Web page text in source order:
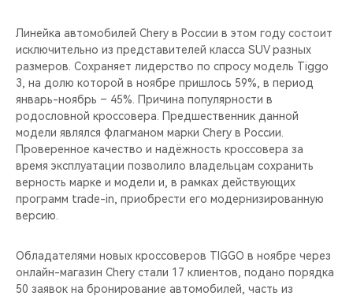
CHERY REMOTE
CHERY И СПОРТ
НАШИ МЕРОПРИЯТИЯ
ВИДЕООБЗОРЫ
CHERY ДЛЯ ДЕТЕЙ
Линейка автомобилей Chery в России в этом году состоит
исключительно из представителей класса SUV разных
размеров. Сохраняет лидерство по спросу модель Tiggo
3, на долю которой в ноябре пришлось 59%, в период
январь-ноябрь – 45%. Причина популярности в
родословной кроссовера. Предшественник данной
модели являлся флагманом марки Chery в России.
Проверенное качество и надёжность кроссовера за
время эксплуатации позволило владельцам сохранить
верность марке и модели и, в рамках действующих
программ trade-in, приобрести его модернизированную
версию.
Обладателями новых кроссоверов TIGGO в ноябре через
онлайн-магазин Chery стали 17 клиентов, подано порядка
50 заявок на бронирование автомобилей, часть из